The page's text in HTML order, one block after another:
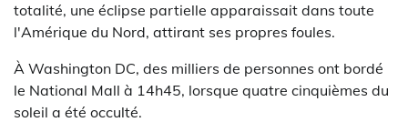
totalité, une éclipse partielle apparaissait dans toute
l'Amérique du Nord, attirant ses propres foules.
À Washington DC, des milliers de personnes ont bordé
le National Mall à 14h45, lorsque quatre cinquièmes du
soleil a été occulté.